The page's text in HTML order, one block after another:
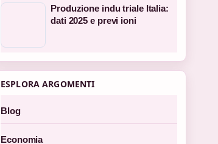
Produzione indu triale Italia:
dati 2025 e previ ioni
ESPLORA ARGOMENTI
Blog
Economia